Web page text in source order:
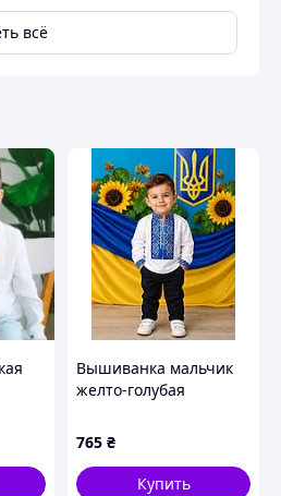
всё
Вышиванка мальчик
желто-голубая
поплин 1-5р 2026
765 ₴
Купить